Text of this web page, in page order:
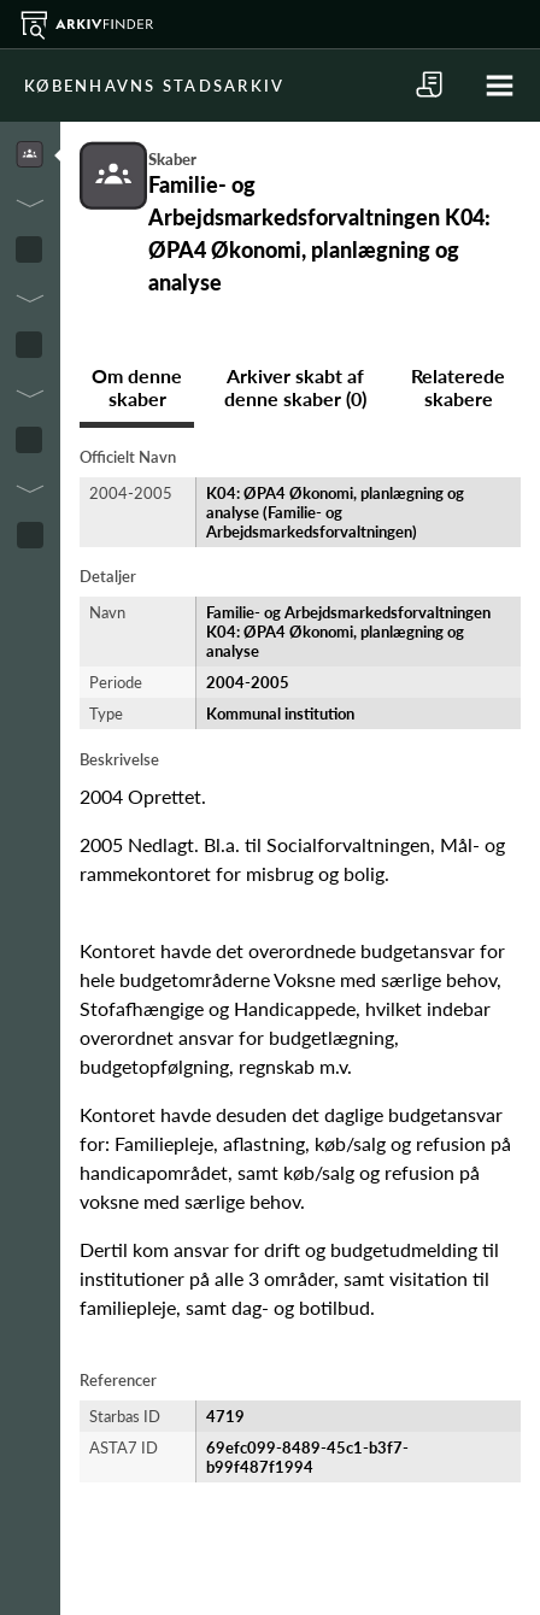
KØBENHAVNS STADSARKIV
Skaber
Familie- og
Arbejdsmarkedsforvaltningen K04:
ØPA4 Økonomi, planlægning og
analyse
Om denne
skaber
Arkiver skabt af
denne skaber (0)
Relaterede
skabere
Officielt Navn
2004-2005
K04: ØPA4 Økonomi, planlægning og
analyse (Familie- og
Arbejdsmarkedsforvaltningen)
Detaljer
Navn
Familie- og Arbejdsmarkedsforvaltningen
K04: ØPA4 Økonomi, planlægning og
analyse
Periode
2004-​2005
Type
Kommunal institution
Beskrivelse
2004 Oprettet.
2005 Nedlagt. Bl.a. til Socialforvaltningen, Mål- og
rammekontoret for misbrug og bolig.
Kontoret havde det overordnede budgetansvar for
hele budgetområderne Voksne med særlige behov,
Stofafhængige og Handicappede, hvilket indebar
overordnet ansvar for budgetlægning,
budgetopfølgning, regnskab m.v.
Kontoret havde desuden det daglige budgetansvar
for: Familiepleje, aflastning, køb/salg og refusion på
handicapområdet, samt køb/salg og refusion på
voksne med særlige behov.
Dertil kom ansvar for drift og budgetudmelding til
institutioner på alle 3 områder, samt visitation til
familiepleje, samt dag- og botilbud.
Referencer
Starbas ID
4719
ASTA7 ID
69efc099-8489-45c1-b3f7-
b99f487f1994